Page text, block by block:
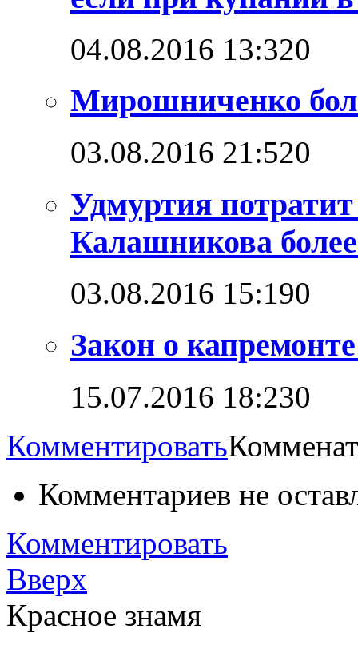
04.08.2016 13:320
Мирошниченко
03.08.2016 21:520
Удмуртия
Калашникова
03.08.2016 15:190
Закон о
15.07.2016 18:230
Комментировать
Комментариев не
Комментировать
Вверх
Красное знамя